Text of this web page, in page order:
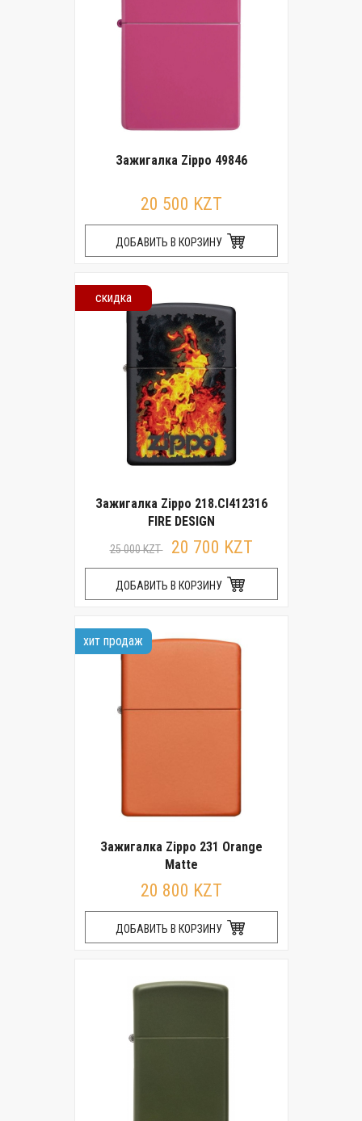
Зажигалка Zippo 49846
20 500 KZT
ДОБАВИТЬ В КОРЗИНУ
скидка
Зажигалка Zippo 218.CI412316
FIRE DESIGN
25 000 KZT 20 700 KZT
ДОБАВИТЬ В КОРЗИНУ
хит продаж
Зажигалка Zippo 231 Orange
Matte
20 800 KZT
ДОБАВИТЬ В КОРЗИНУ